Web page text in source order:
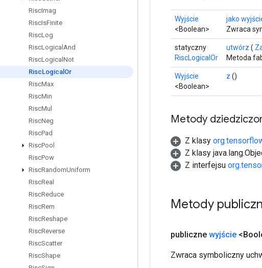
RiscImag
RiscIsFinite
RiscLog
RiscLogical And
RiscLogical Not
RiscLogical Or
RiscMax
RiscMin
RiscMul
RiscNeg
RiscPad
RiscPool
RiscPow
RiscRandomUniform
RiscReal
RiscReduce
RiscRem
RiscReshape
RiscReverse
RiscScatter
RiscShape
Wyjście
<Boolean>
jako
Zwraca
statyczny
RiscLogicalOr
utwórz (
Metoda
Wyjście
<Boolean>
z ()
Metody
Z klasy
Z klasy
Z interfejsu
Metody
publiczne wyjście
Zwraca symboliczny